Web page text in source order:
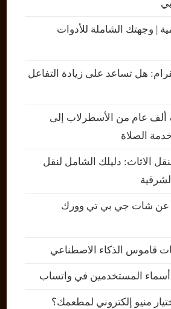
| وجهتك الشاملة للأدوات
هل تساعد على زيادة التفاعل
ألف عام من الأسطرلاب إلى
الصلاة
الاثاث: دليلك الشامل لنقل
عن شات جي بي تي وورك
قاموس الذكاء الاصطناعي
أسماء المستخدمين في واتساب
منيو إلكتروني لمطعمك؟